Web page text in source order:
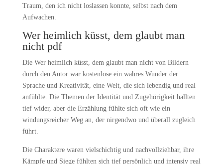
Traum, den ich nicht loslassen konnte, selbst nach dem
Aufwachen.
Wer heimlich küsst, dem glaubt man
nicht pdf
Die Wer heimlich küsst, dem glaubt man nicht von Bildern
durch den Autor war kostenlose ein wahres Wunder der
Sprache und Kreativität, eine Welt, die sich lebendig und real
anfühlte. Die Themen der Identität und Zugehörigkeit hallten
tief wider, aber die Erzählung fühlte sich oft wie ein
windungsreicher Weg an, der nirgendwo und überall zugleich
führt.
Die Charaktere waren vielschichtig und nachvollziehbar, ihre
Kämpfe und Siege fühlten sich tief persönlich und intensiv real